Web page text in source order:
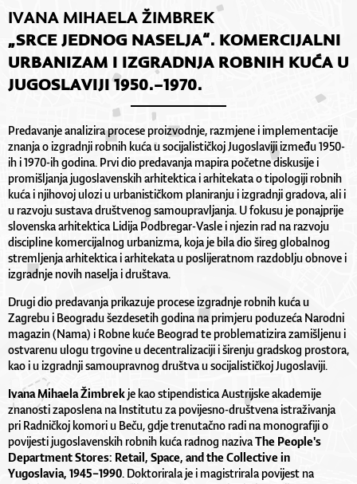
IVANA MIHAELA ŽIMBREK
„SRCE JEDNOG NASELJA“. KOMERCIJALNI
URBANIZAM I IZGRADNJA ROBNIH KUĆA U
JUGOSLAVIJI 1950.–1970.
Predavanje analizira procese proizvodnje, razmjene i implementacije
znanja o izgradnji robnih kuća u socijalističkoj Jugoslaviji između 1950-
ih i 1970-ih godina. Prvi dio predavanja mapira početne diskusije i
promišljanja jugoslavenskih arhitektica i arhitekata o tipologiji robnih
kuća i njihovoj ulozi u urbanističkom planiranju i izgradnji gradova, ali i
u razvoju sustava društvenog samoupravljanja. U fokusu je ponajprije
slovenska arhitektica Lidija Podbregar-Vasle i njezin rad na razvoju
discipline komercijalnog urbanizma, koja je bila dio šireg globalnog
stremljenja arhitektica i arhitekata u poslijeratnom razdoblju obnove i
izgradnje novih naselja i društava.
Drugi dio predavanja prikazuje procese izgradnje robnih kuća u
Zagrebu i Beogradu šezdesetih godina na primjeru poduzeća Narodni
magazin (Nama) i Robne kuće Beograd te problematizira zamišljenu i
ostvarenu ulogu trgovine u decentralizaciji i širenju gradskog prostora,
kao i u izgradnji samoupravnog društva u socijalističkoj Jugoslaviji.
Ivana Mihaela Žimbrekje kao stipendistica Austrijske akademije
znanosti zaposlena na Institutu za povijesno-društvena istraživanja
pri Radničkoj komori u Beču, gdje trenutačno radi na monografiji o
povijesti jugoslavenskih robnih kuća radnog nazivaThe People's
Department Stores: Retail, Space, and the Collective in
Yugoslavia, 1945–1990. Doktorirala je i magistrirala povijest na